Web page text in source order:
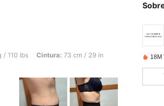
73 cm / 29 in, Caderas: 109 cm / 43 in, Busto: 95 cm /
/ 110 lbs Cintura: 73 cm / 29 in
18M